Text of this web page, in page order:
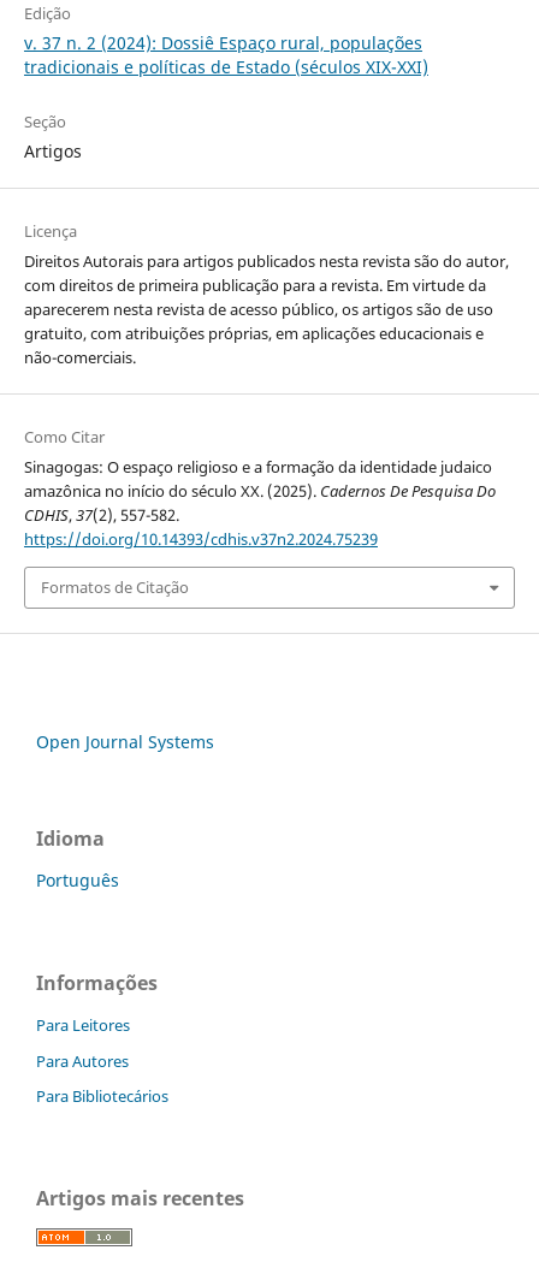
Edição
v. 37 n. 2 (2024): Dossiê Espaço rural, populações
tradicionais e políticas de Estado (séculos XIX-XXI)
Seção
Artigos
Licença
Direitos Autorais para artigos publicados nesta revista são do autor,
com direitos de primeira publicação para a revista. Em virtude da
aparecerem nesta revista de acesso público, os artigos são de uso
gratuito, com atribuições próprias, em aplicações educacionais e
não-comerciais.
Como Citar
Sinagogas: O espaço religioso e a formação da identidade judaico
amazônica no início do século XX. (2025). Cadernos De Pesquisa Do
CDHIS,37(2), 557-582.
https://doi.org/10.14393/cdhis.v37n2.2024.75239
Formatos de Citação
Open Journal Systems
Idioma
Português
Informações
Para Leitores
Para Autores
Para Bibliotecários
Artigos mais recentes